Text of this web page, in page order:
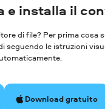
e installa il
di file? Per prima
seguendo le istruzioni
Download gratuito